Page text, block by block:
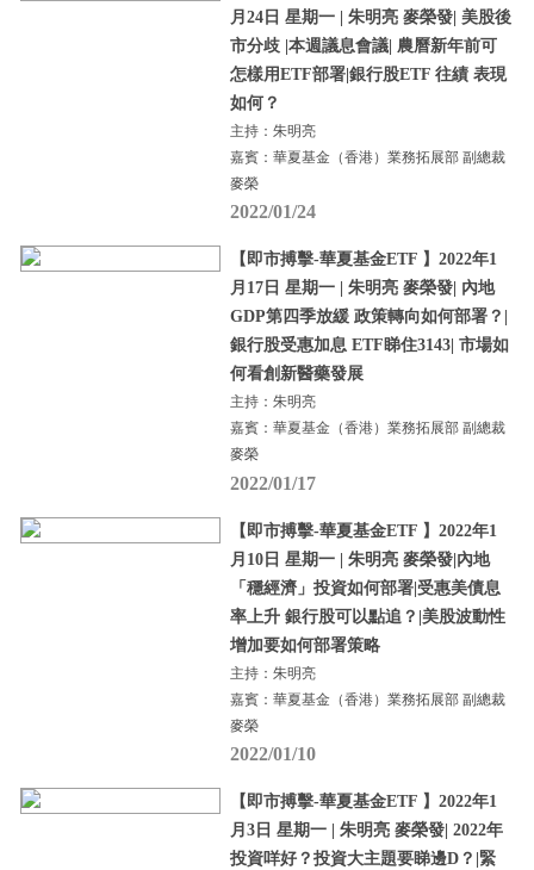
月24日 星期一 | 朱明亮 麥榮發| 美股後
市分歧 |本週議息會議| 農曆新年前可
怎樣用ETF部署|銀行股ETF 往績 表現
如何？
主持：朱明亮
嘉賓：華夏基金（香港）業務拓展部 副總裁
麥榮
2022/01/24
【即市搏擊-華夏基金ETF 】2022年1
月17日 星期一 | 朱明亮 麥榮發| 內地
GDP第四季放緩 政策轉向如何部署？|
銀行股受惠加息 ETF睇住3143| 市場如
何看創新醫藥發展
主持：朱明亮
嘉賓：華夏基金（香港）業務拓展部 副總裁
麥榮
2022/01/17
【即市搏擊-華夏基金ETF 】2022年1
月10日 星期一 | 朱明亮 麥榮發|內地
「穩經濟」投資如何部署|受惠美債息
率上升 銀行股可以點追？|美股波動性
增加要如何部署策略
主持：朱明亮
嘉賓：華夏基金（香港）業務拓展部 副總裁
麥榮
2022/01/10
【即市搏擊-華夏基金ETF 】2022年1
月3日 星期一 | 朱明亮 麥榮發| 2022年
投資咩好？投資大主題要睇邊D？|緊